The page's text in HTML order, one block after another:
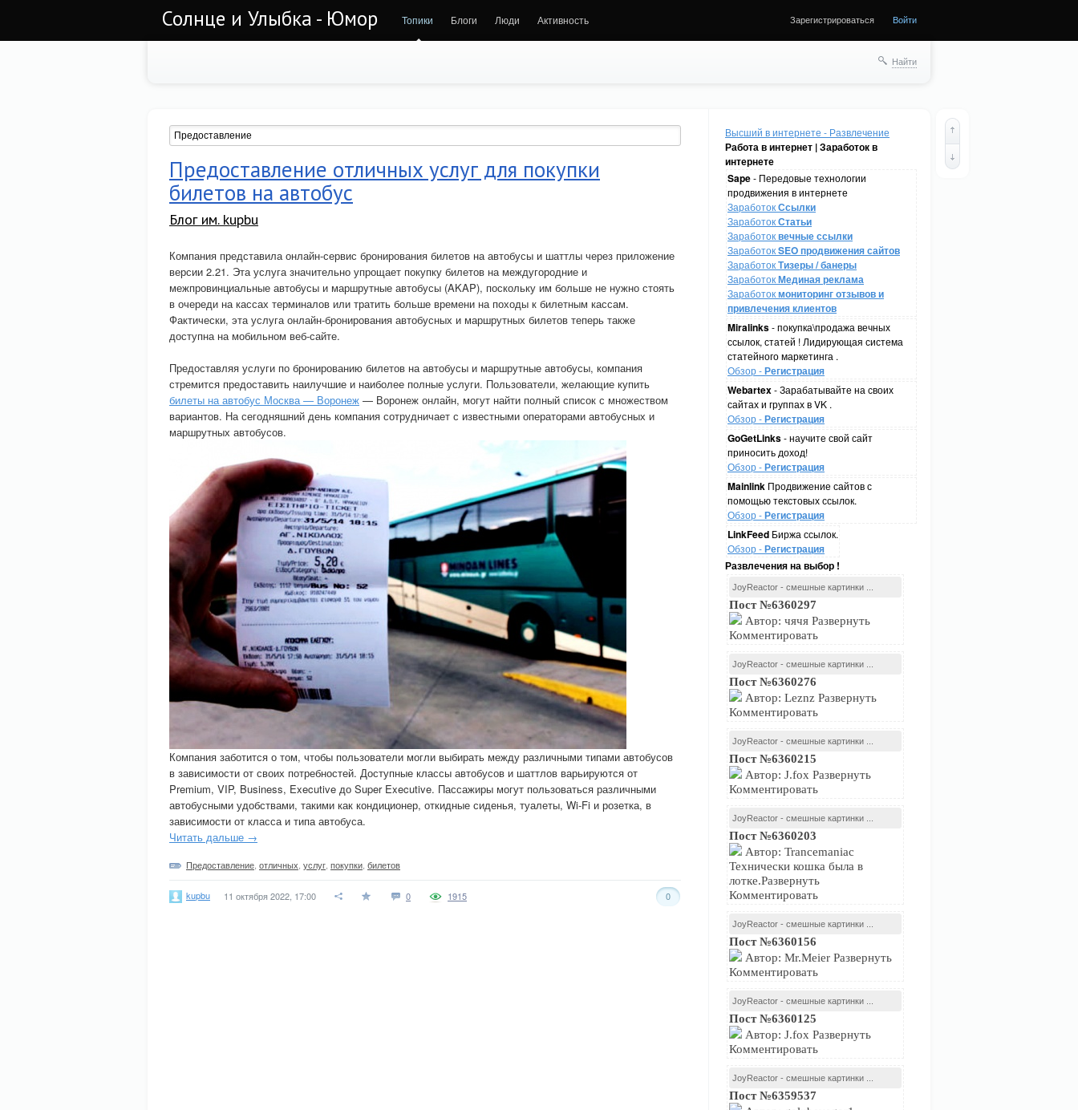
Солнце и Улыбка - Юмор Топики Блоги Люди Активность Зарегистрироваться Войти
Найти
Высший в интернете - Развлечение
Работа в интернет | Заработок в
интернете
Sape- Передовые технологии
продвижения в интернете
ЗаработокСсылки
ЗаработокСтатьи
Заработоквечные ссылки
ЗаработокSEO продвижения сайтов
ЗаработокТизеры / банеры
ЗаработокМединая реклама
Заработокмониторинг отзывов и
привлечения клиентов
Miralinks- покупка\продажа вечных
ссылок, статей ! Лидирующая система
статейного маркетинга .
Обзор -Регистрация
Webartex- Зарабатывайте на своих
сайтах и группах в VK .
Обзор -Регистрация
GoGetLinks- научите свой сайт
приносить доход!
Обзор -Регистрация
Mainlink Продвижение сайтов с
помощью текстовых ссылок.
Обзор -Регистрация
LinkFeed Биржа ссылок.
Обзор -Регистрация
Развлечения на выбор !
JoyReactor - смешные картинки ...
Пост №6360297
Автор: чячя Развернуть
Комментировать
JoyReactor - смешные картинки ...
Пост №6360276
Автор: Leznz Развернуть
Комментировать
JoyReactor - смешные картинки ...
Пост №6360215
Автор: J.fox Развернуть
Комментировать
JoyReactor - смешные картинки ...
Пост №6360203
Автор: Trancemaniac
Технически кошка была в
лотке.Развернуть
Комментировать
JoyReactor - смешные картинки ...
Пост №6360156
Автор: Mr.Meier Развернуть
Комментировать
JoyReactor - смешные картинки ...
Пост №6360125
Автор: J.fox Развернуть
Комментировать
JoyReactor - смешные картинки ...
Пост №6359537
Предоставление отличных услуг для покупки
билетов на автобус
Блог им. kupbu
Компания представила онлайн-сервис бронирования билетов на автобусы и шаттлы через приложение
версии 2.21. Эта услуга значительно упрощает покупку билетов на междугородние и
межпровинциальные автобусы и маршрутные автобусы (AKAP), поскольку им больше не нужно стоять
в очереди на кассах терминалов или тратить больше времени на походы к билетным кассам.
Фактически, эта услуга онлайн-бронирования автобусных и маршрутных билетов теперь также
доступна на мобильном веб-сайте.
Предоставляя услуги по бронированию билетов на автобусы и маршрутные автобусы, компания
стремится предоставить наилучшие и наиболее полные услуги. Пользователи, желающие купить
билеты на автобус Москва — Воронеж — Воронеж онлайн, могут найти полный список с множеством
вариантов. На сегодняшний день компания сотрудничает с известными операторами автобусных и
маршрутных автобусов.
Компания заботится о том, чтобы пользователи могли выбирать между различными типами автобусов
в зависимости от своих потребностей. Доступные классы автобусов и шаттлов варьируются от
Premium, VIP, Business, Executive до Super Executive. Пассажиры могут пользоваться различными
автобусными удобствами, такими как кондиционер, откидные сиденья, туалеты, Wi-Fi и розетка, в
зависимости от класса и типа автобуса.
Читать дальше →
Предоставление отличных услуг покупки билетов
kupbu 11 октября 2022, 17:00 0 0
1915